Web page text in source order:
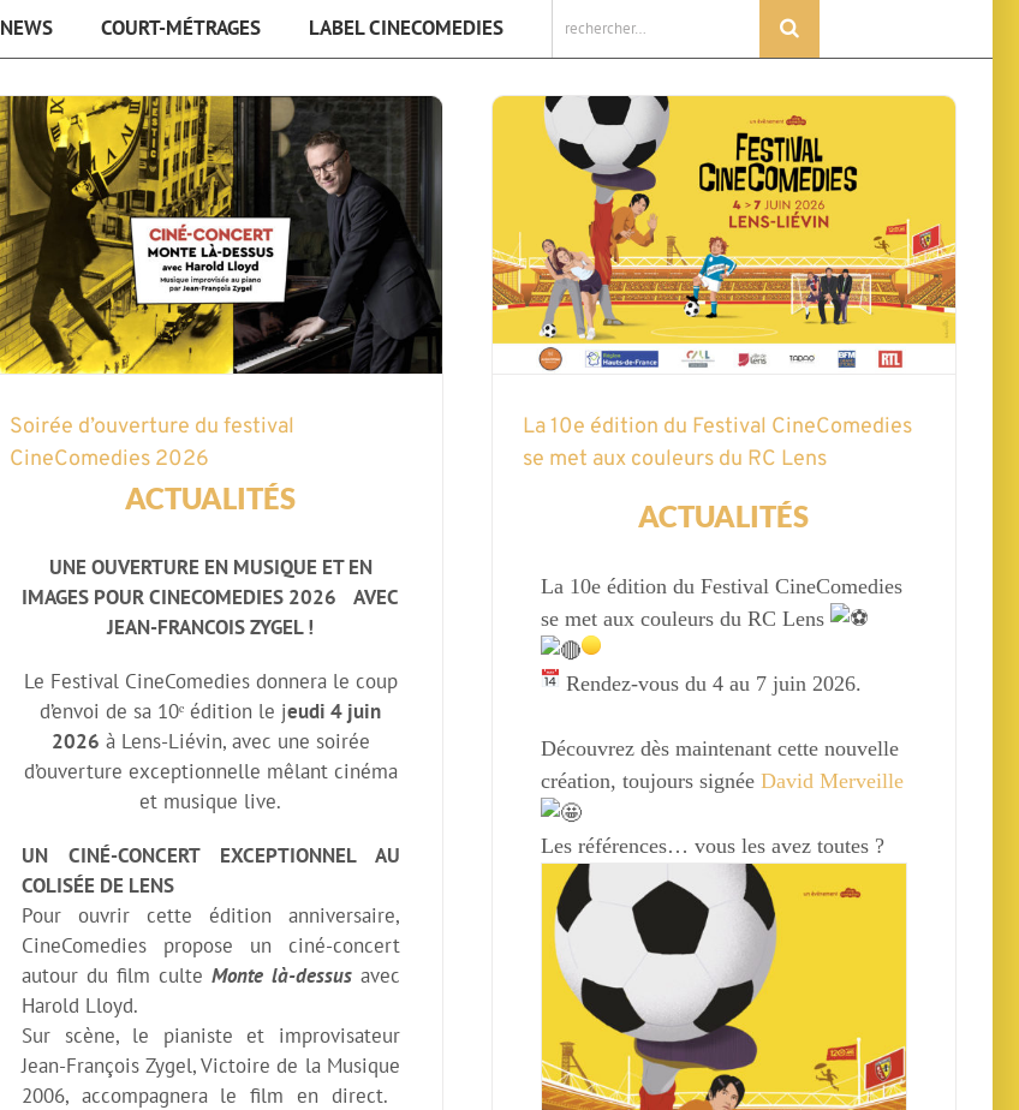
NEWS COURT-MÉTRAGES LABEL CINECOMEDIES
Soirée d’ouverture du festival
CineComedies 2026
ACTUALITÉS
UNE OUVERTURE EN MUSIQUE ET EN
IMAGES POUR CINECOMEDIES 2026 AVEC
JEAN-FRANCOIS ZYGEL !
Le Festival CineComedies donnera le coup
d’envoi de sa 10ᵉ édition le jeudi 4 juin
2026 à Lens-Liévin, avec une soirée
d’ouverture exceptionnelle mêlant cinéma
et musique live.
UN CINÉ-CONCERT EXCEPTIONNEL AU
COLISÉE DE LENS
Pour ouvrir cette édition anniversaire,
CineComedies propose un ciné-concert
autour du film culteMonte là-dessusavec
Harold Lloyd.
Sur scène, le pianiste et improvisateur
Jean-François Zygel, Victoire de la Musique
2006, accompagnera le film en direct.
La 10e édition du Festival CineComedies
se met aux couleurs du RC Lens
ACTUALITÉS
La 10e édition du Festival CineComedies
se met aux couleurs du RC Lens
Rendez-vous du 4 au 7 juin 2026.
Découvrez dès maintenant cette nouvelle
création, toujours signée David Merveille
Les références… vous les avez toutes ?